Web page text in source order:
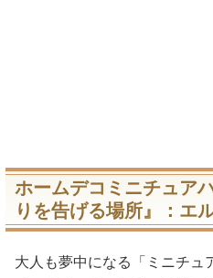
ホームデコミニチュア
りを告げる場所』：エ
大人も夢中になる「ミニチュ